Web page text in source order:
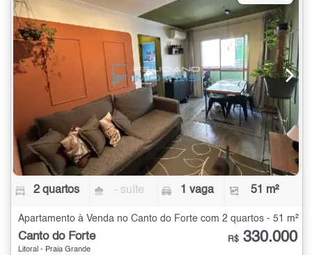
2 quartos - suíte 1 vaga 51 m²
Apartamento à Venda no Canto do Forte com 2 quartos - 51 m²
Canto do Forte
Litoral - Praia Grande
R$ 330.000